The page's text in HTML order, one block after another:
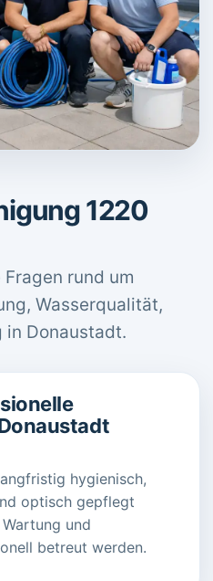
1220
rund um
Wasserqualität,
in Donaustadt.
hygienisch,
optisch gepflegt
und
betreut werden.